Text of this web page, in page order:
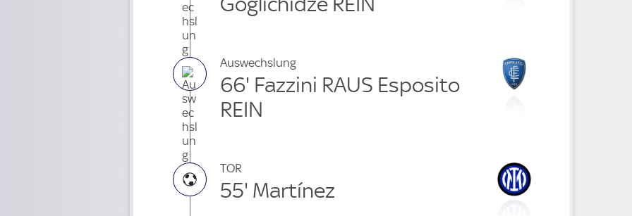
Auswechslung
66' Fazzini RAUS Esposito
REIN
TOR
55' Martínez